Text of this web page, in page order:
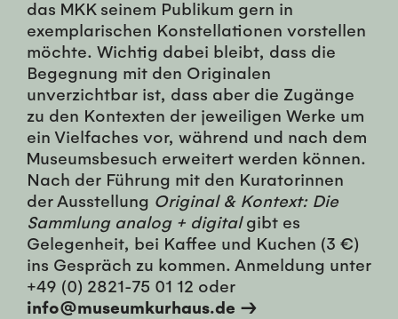
das MKK seinem Publikum gern in
exemplarischen Konstellationen vorstellen
möchte. Wichtig dabei bleibt, dass die
Begegnung mit den Originalen
unverzichtbar ist, dass aber die Zugänge
zu den Kontexten der jeweiligen Werke um
ein Vielfaches vor, während und nach dem
Museumsbesuch erweitert werden können.
Nach der Führung mit den Kuratorinnen
der Ausstellung Original & Kontext: Die
Sammlung analog + digitalgibt es
Gelegenheit, bei Kaffee und Kuchen (3 €)
ins Gespräch zu kommen. Anmeldung unter
+49 (0) 2821-75 01 12 oder
info@museumkurhaus.de →